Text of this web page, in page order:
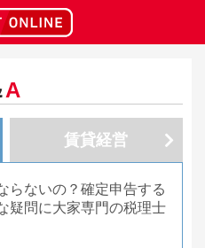
A
賃貸経営
らないの？確定申告する
疑問に大家専門の税理士